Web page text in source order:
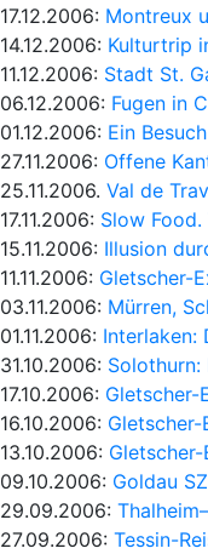
17.12.2006: Montreux
14.12.2006: Kulturtrip
11.12.2006: Stadt St.
06.12.2006: Fugen in
01.12.2006: Ein
27.11.2006: Offene
25.11.2006. Val de
17.11.2006: Slow
15.11.2006: Illusion
11.11.2006: Gletscher-
03.11.2006: Mürren,
01.11.2006: Interlaken:
31.10.2006: Solothurn:
17.10.2006: Gletscher-
16.10.2006:
13.10.2006:
09.10.2006: Goldau
29.09.2006:
27.09.2006: Tessin-